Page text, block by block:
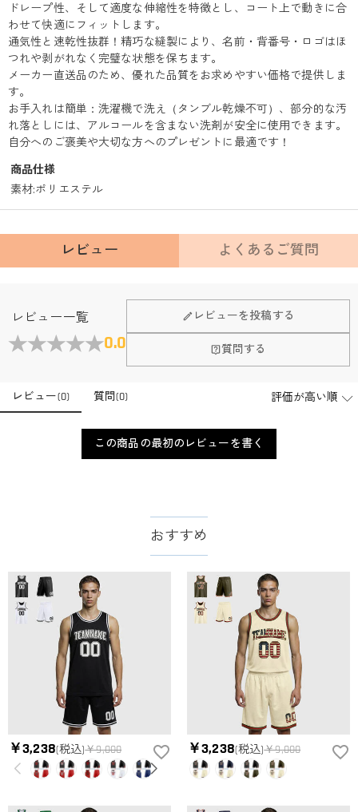
ドレープ性、そして適度な伸縮性を特徴とし、コート上で動きに合
わせて快適にフィットします。
通気性と速乾性抜群！精巧な縫製により、名前・背番号・ロゴはほ
つれや剥がれなく完璧な状態を保ちます。
メーカー直送品のため、優れた品質をお求めやすい価格で提供しま
す。
お手入れは簡単：洗濯機で洗え（タンブル乾燥不可）、部分的な汚
れ落としには、アルコールを含まない洗剤が安全に使用できます。
自分へのご褒美や大切な方へのプレゼントに最適です！
商品仕様
素材:ポリエステル
レビュー よくあるご質問
レビュー一覧
0.0
レビューを投稿する
質問する
レビュー(0) 質問(0)
この商品の最初のレビューを書く
おすすめ
￥3,238(税込)￥9,000 ￥3,238(税込)￥9,000